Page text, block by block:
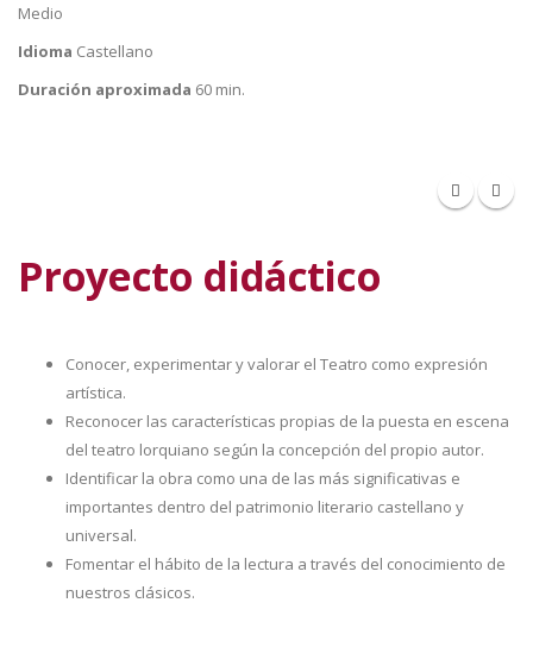
Medio
Idioma Castellano
Duración aproximada 60 min.
Proyecto didáctico
Conocer, experimentar y valorar el Teatro como expresión
artística.
Reconocer las características propias de la puesta en escena
del teatro lorquiano según la concepción del propio autor.
Identificar la obra como una de las más significativas e
importantes dentro del patrimonio literario castellano y
universal.
Fomentar el hábito de la lectura a través del conocimiento de
nuestros clásicos.